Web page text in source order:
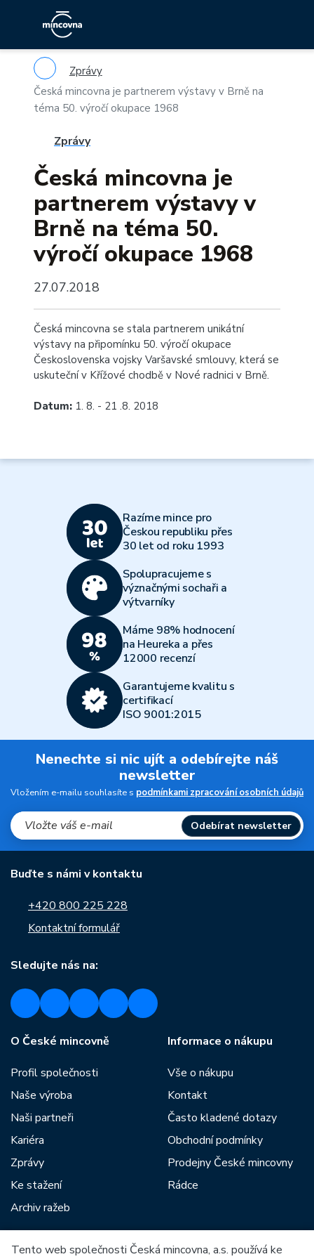
Zprávy
Česká mincovna je partnerem výstavy v Brně na
téma 50. výročí okupace 1968
Zprávy
Česká mincovna je
partnerem výstavy v
Brně na téma 50.
výročí okupace 1968
27.07.2018
Česká mincovna se stala partnerem unikátní
výstavy na připomínku 50. výročí okupace
Československa vojsky Varšavské smlouvy, která se
uskuteční v Křížové chodbě v Nové radnici v Brně.
Datum: 1. 8. - 21 .8. 2018
Razíme mince pro
Českou republiku přes
30 let od roku 1993
Spolupracujeme s
význačnými sochaři a
výtvarníky
Máme 98% hodnocení
na Heureka a přes
12000 recenzí
Garantujeme kvalitu s
certifikací
ISO 9001:2015
Nenechte si nic ujít a odebírejte náš
newsletter
Vložením e-mailu souhlasíte s podmínkami zpracování osobních údajů
Odebírat newsletter
Buďte s námi v kontaktu
+420 800 225 228
Kontaktní formulář
Sledujte nás na:
O České mincovně
Profil společnosti
Naše výroba
Naši partneři
Kariéra
Zprávy
Ke stažení
Archiv ražeb
Informace o nákupu
Vše o nákupu
Kontakt
Často kladené dotazy
Obchodní podmínky
Prodejny České mincovny
Rádce
Mezi naše partnery patří:
Tento web společnosti Česká mincovna, a.s. používá ke